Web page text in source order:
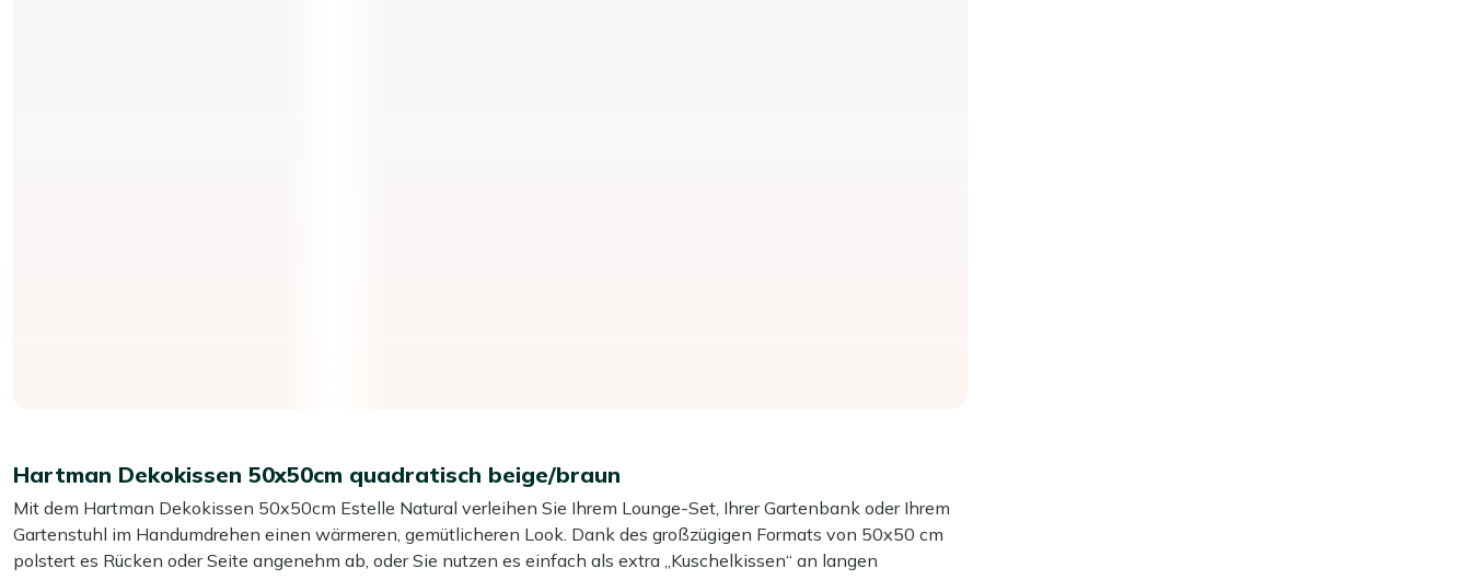
Hartman Dekokissen 50x50cm quadratisch beige/braun
Mit dem Hartman Dekokissen 50x50cm Estelle Natural verleihen Sie Ihrem Lounge-Set, Ihrer Gartenbank oder Ihrem
Gartenstuhl im Handumdrehen einen wärmeren, gemütlicheren Look. Dank des großzügigen Formats von 50x50 cm
polstert es Rücken oder Seite angenehm ab, oder Sie nutzen es einfach als extra „Kuschelkissen“ an langen